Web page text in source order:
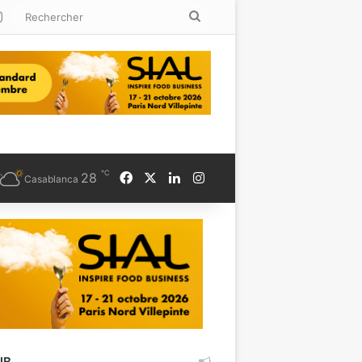
Instagram
Casablanca 28 ℃ FacebookLinkedinInstagram